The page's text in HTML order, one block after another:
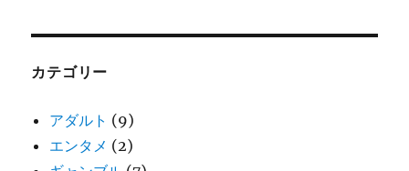
カテゴリー
アダルト (9)
エンタメ (2)